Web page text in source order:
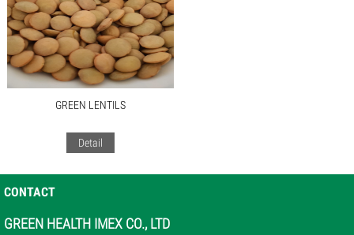
GREEN LENTILS
Detail
CONTACT
GREEN HEALTH IMEX CO., LTD